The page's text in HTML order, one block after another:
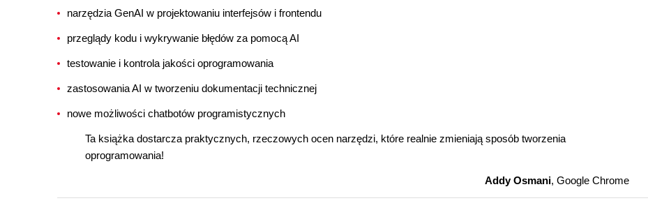
narzędzia GenAI w projektowaniu interfejsów i frontendu
przeglądy kodu i wykrywanie błędów za pomocą AI
testowanie i kontrola jakości oprogramowania
zastosowania AI w tworzeniu dokumentacji technicznej
nowe możliwości chatbotów programistycznych
Ta książka dostarcza praktycznych, rzeczowych ocen narzędzi, które realnie zmieniają sposób tworzenia
oprogramowania!
Addy Osmani, Google Chrome